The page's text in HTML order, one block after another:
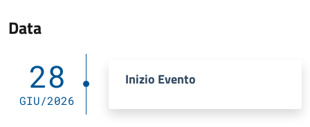
Data
28
GIU/2026
Inizio Evento